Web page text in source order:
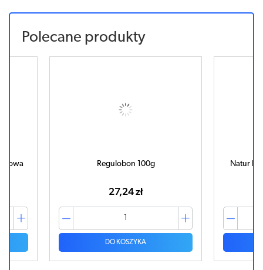
Polecane produkty
Regulobon 100g
27,24 zł
DO KOSZYKA
Natur